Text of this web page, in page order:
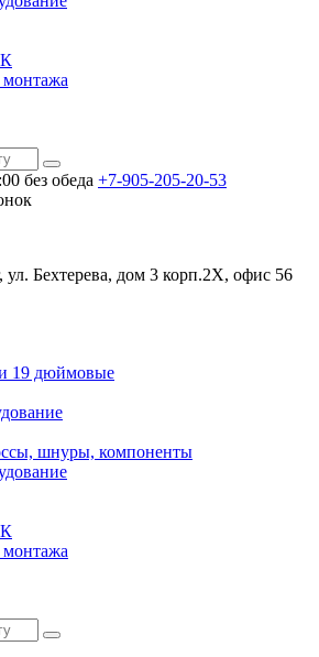
монтажа
без обеда +7-905-205-20-53
ул. Бехтерева, дом 3 корп.2X, офис 56
19 дюймовые
шнуры, компоненты
монтажа